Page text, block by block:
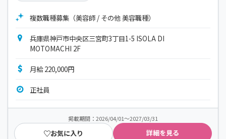
複数職種募集（美容師 / その他 美容職種）
兵庫県神戸市中央区三宮町3丁目1-5 ISOLA DI
MOTOMACHI 2F
月給 220,000円
正社員
掲載期間：2026/04/01～2027/03/31
お気に入り 詳細を見る